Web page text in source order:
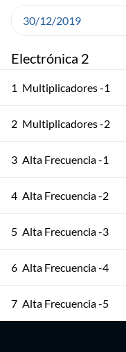
Electrónica 2
1 Multiplicadores -1
2 Multiplicadores -2
3 Alta Frecuencia -1
4 Alta Frecuencia -2
5 Alta Frecuencia -3
6 Alta Frecuencia -4
7 Alta Frecuencia -5
30/12/2019